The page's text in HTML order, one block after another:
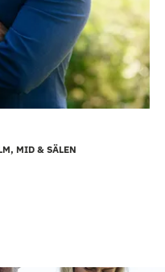
MID & SÄLEN